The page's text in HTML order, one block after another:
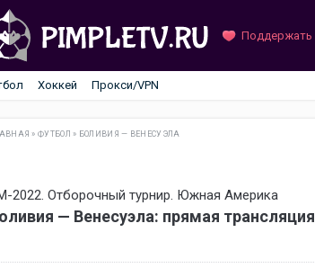
Поддержать
Хоккей Прокси/VPN
»ФУТБОЛ » БОЛИВИЯ — ВЕНЕСУЭЛА
2022. Отборочный турнир. Южная Америка
— Венесуэла: прямая трансляция